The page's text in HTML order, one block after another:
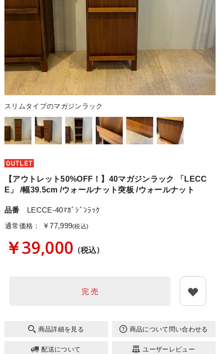
スリムタイプのマガジンラック
【アウトレット50%OFF！】40マガジンラック 「LECC
E」 /幅39.5cm /ウォールナット突板 /ウォールナット
品番 LECCE-40ﾏｶﾞｼﾞﾝﾗｯｸ
通常価格： ￥77,999(税込)
￥39,000 (税込)
完 売
商品詳細を見る 商品について問い合わせる
配送について ユーザーレビュー